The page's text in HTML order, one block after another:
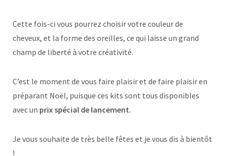
Cette fois-ci vous pourrez choisir votre couleur de
cheveux, et la forme des oreilles, ce qui laisse un grand
champ de liberté à votre créativité.
C’est le moment de vous faire plaisir et de faire plaisir en
préparant Noël, puisque ces kits sont tous disponibles
avec un prix spécial de lancement.
Je vous souhaite de très belle fêtes et je vous dis à bientôt
!